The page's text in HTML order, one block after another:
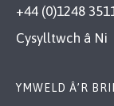
+44 (0)1248
Cysylltwch â Ni
YMWELD Â’R